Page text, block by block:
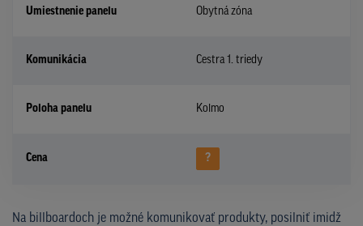
Umiestnenie panelu Obytná zóna
Komunikácia Cestra 1. triedy
Poloha panelu Kolmo
Cena ?
Na billboardoch je možné komunikovať produkty, posilniť imidž